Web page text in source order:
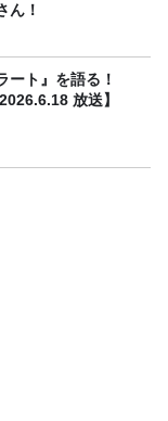
ん！
ート』を語る！
放送】